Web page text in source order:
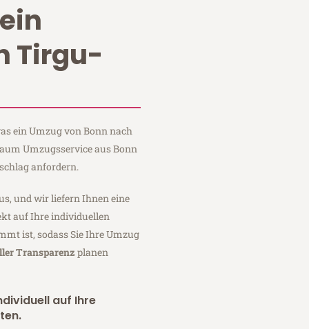
Tirgu-
ein Umzug von Bonn nach
Umzugsservice aus Bonn
anfordern.
und wir liefern Ihnen eine
auf Ihre individuellen
ist, sodass Sie Ihre Umzug
Transparenz planen
auf Ihre